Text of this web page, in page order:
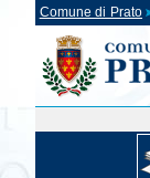
Comune di Prato